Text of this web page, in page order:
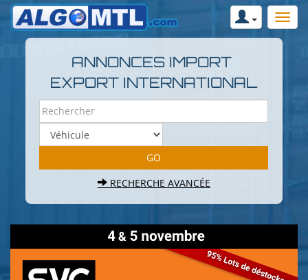
ANNONCES IMPORT
EXPORT INTERNATIONAL
RECHERCHE AVANCÉE